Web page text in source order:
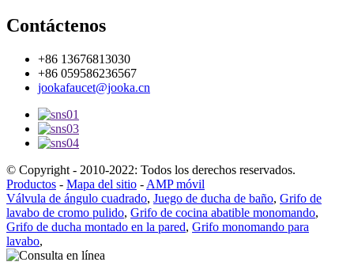
Contáctenos
+86 13676813030
+86 059586236567
jookafaucet@jooka.cn
© Copyright - 2010-2022: Todos los derechos reservados.
Productos - Mapa del sitio - AMP móvil
Válvula de ángulo cuadrado, Juego de ducha de baño, Grifo de
lavabo de cromo pulido, Grifo de cocina abatible monomando,
Grifo de ducha montado en la pared, Grifo monomando para
lavabo,